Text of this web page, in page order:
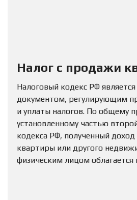
Налог с продажи
Налоговый кодекс РФ
документом, регулирующим
и уплаты налогов. По общему
установленному частью
кодекса РФ, полученный
квартиры или другого
физическим лицом